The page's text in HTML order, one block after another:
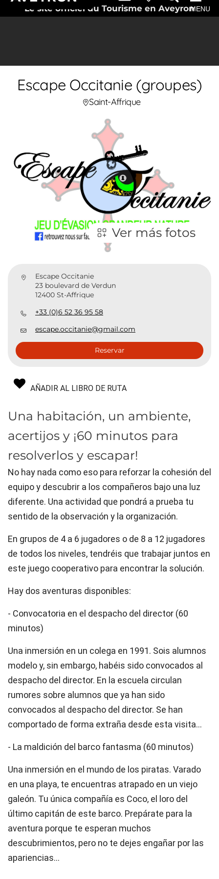
Le site officiel du Tourisme en AveyronMENU
Escape Occitanie (groupes)
Saint-Affrique
Ver más fotos
Escape Occitanie
23 boulevard de Verdun
12400 St-Affrique
+33 (0)6 52 36 95 58
escape.occitanie@gmail.com
Reservar
AÑADIR AL LIBRO DE RUTA
Una habitación, un ambiente,
acertijos y ¡60 minutos para
resolverlos y escapar!
No hay nada como eso para reforzar la cohesión del
equipo y descubrir a los compañeros bajo una luz
diferente. Una actividad que pondrá a prueba tu
sentido de la observación y la organización.
En grupos de 4 a 6 jugadores o de 8 a 12 jugadores
de todos los niveles, tendréis que trabajar juntos en
este juego cooperativo para encontrar la solución.
Hay dos aventuras disponibles:
- Convocatoria en el despacho del director (60
minutos)
Una inmersión en un colega en 1991. Sois alumnos
modelo y, sin embargo, habéis sido convocados al
despacho del director. En la escuela circulan
rumores sobre alumnos que ya han sido
convocados al despacho del director. Se han
comportado de forma extraña desde esta visita...
- La maldición del barco fantasma (60 minutos)
Una inmersión en el mundo de los piratas. Varado
en una playa, te encuentras atrapado en un viejo
galeón. Tu única compañía es Coco, el loro del
último capitán de este barco. Prepárate para la
aventura porque te esperan muchos
descubrimientos, pero no te dejes engañar por las
apariencias...